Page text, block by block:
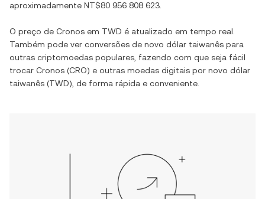
aproximadamente NT$80 956 808 623
O preço de Cronos em TWD é atualizado em tempo real.
Também pode ver conversões de novo dólar taiwanês para
outras criptomoedas populares, fazendo com que seja fácil
trocar Cronos (CRO) e outras moedas digitais por novo dólar
taiwanês (TWD), de forma rápida e conveniente.